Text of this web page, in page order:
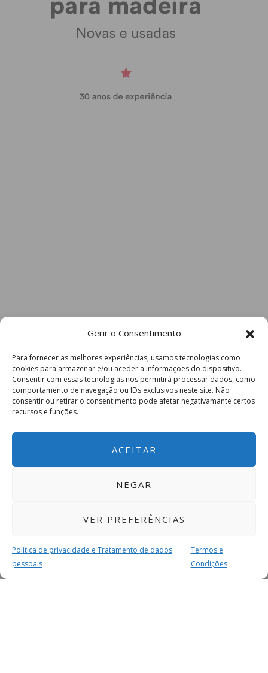
Gerir o Consentimento
Para fornecer as melhores experiências, usamos tecnologias como
cookies para armazenar e/ou aceder a informações do dispositivo.
Consentir com essas tecnologias nos permitirá processar dados, como
comportamento de navegação ou IDs exclusivos neste site. Não
consentir ou retirar o consentimento pode afetar negativamante certos
recursos e funções.
ACEITAR
NEGAR
VER PREFERÊNCIAS
Política de privacidade e Tratamento de dados
pessoais
Termos e
Condições